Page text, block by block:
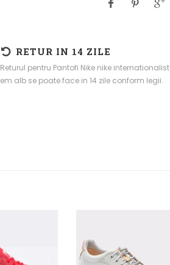
RETUR IN 14 ZILE
Returul pentru Pantofi Nike nike internationalist
em alb se poate face in 14 zile conform legii.